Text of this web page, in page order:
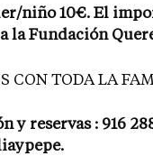
niño 10€. El
la Fundación
CON TODA LA
y reservas : 916